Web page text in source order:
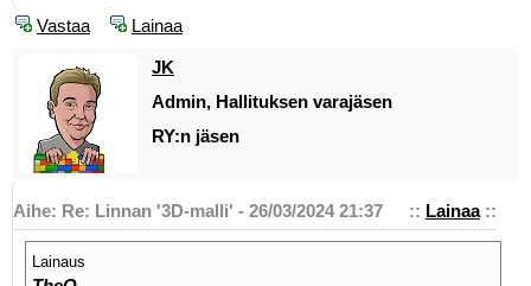
Vastaa Lainaa
JK
Admin, Hallituksen varajäsen
RY:n jäsen
:: Lainaa::
Aihe: Re: Linnan '3D-malli' - 26/03/2024 21:37
Lainaus